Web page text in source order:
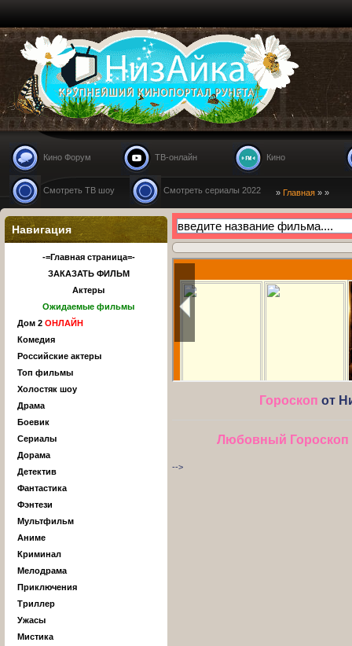
Nizaika.ru
Кино Форум ТВ-онлайн Кино
Смотреть ТВ шоу Смотреть сериалы 2022 » Главная » »
Гороскоп от
Любовный Гороскоп
-->
Навигация
-=Главная страница=-
ЗАКАЗАТЬ ФИЛЬМ
Актеры
Ожидаемые фильмы
Дом 2 ОНЛАЙН
Комедия
Российские актеры
Топ фильмы
Холостяк шоу
Драма
Боевик
Сериалы
Дорама
Детектив
Фантастика
Фэнтези
Мультфильм
Аниме
Криминал
Мелодрама
Приключения
Триллер
Ужасы
Мистика